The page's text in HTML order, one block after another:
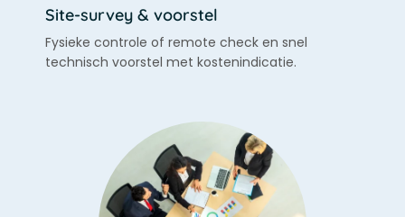
Site-survey & voorstel
Fysieke controle of remote check en snel
technisch voorstel met kostenindicatie.